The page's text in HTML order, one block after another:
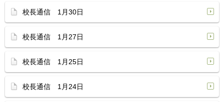
校長通信 1月30日
校長通信 1月27日
校長通信 1月25日
校長通信 1月24日